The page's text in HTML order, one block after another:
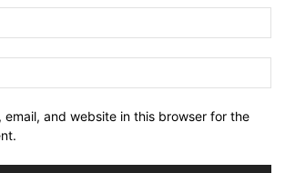
email, and website in this browser for the